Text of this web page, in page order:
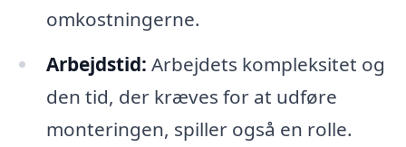
omkostningerne.
Arbejdstid: Arbejdets kompleksitet og
den tid, der kræves for at udføre
monteringen, spiller også en rolle.